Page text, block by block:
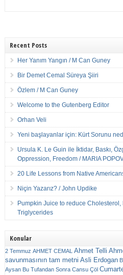
Recent Posts
Her Yanım Yangın / M Can Guney
Bir Demet Cemal Süreya Şiiri
Özlem / M Can Guney
Welcome to the Gutenberg Editor
Orhan Veli
Yeni başlayanlar için: Kürt Sorunu
Ursula K. Le Guin ile İktidar, Baskı,
Oppression, Freedom / MARIA
20 Life Lessons from Native
Niçin Yazarız? / John Updike
Pumpkin Juice to reduce
Triglycerides
Konular
2 Temmuz AHMET CEMAL Ahmet Telli
savunmasının tam metni Asli Erdogan
Aysan Bu Tufandan Sonra Cansu Çöl